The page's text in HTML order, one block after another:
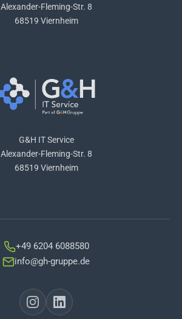
Alexander-Fleming-Str. 8
68519 Viernheim
G&H IT Service
Alexander-Fleming-Str. 8
68519 Viernheim
+49 6204 6088580
info@gh-gruppe.de